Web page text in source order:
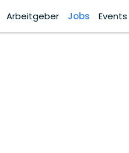
Arbeitgeber Jobs Events